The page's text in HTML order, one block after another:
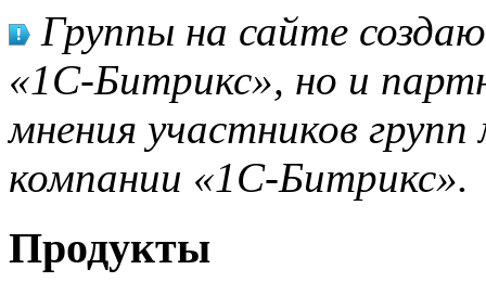
Группы на сайте
«1С-Битрикс», но и
мнения участников
компании «1С-Битрикс».
Продукты